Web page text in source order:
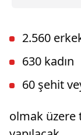
2.560
630 kadın
60 şehit
olmak üzere